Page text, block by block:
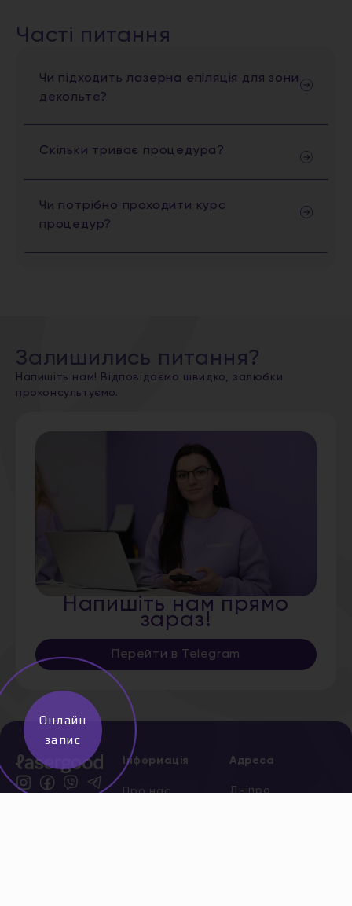
Часті питання
Чи підходить лазерна епіляція для зони
декольте?
Скільки триває процедура?
Чи потрібно проходити курс
процедур?
Залишились питання?
Напишіть нам! Відповідаємо швидко, залюбки
проконсультуємо.
Напишіть нам прямо
зараз!
Перейти в Telegram
Інформація
Про нас
Адреса
Дніпро,
Онлайн
запис